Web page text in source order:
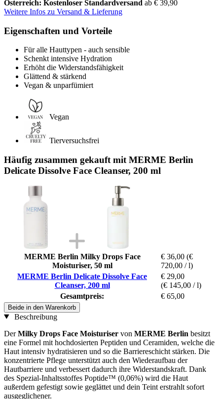
Österreich: Kostenloser Standardversand ab € 39,90
Weitere Infos zu Versand & Lieferung
Eigenschaften und Vorteile
Für alle Hauttypen - auch sensible
Schenkt intensive Hydration
Erhöht die Widerstandsfähigkeit
Glättend & stärkend
Vegan & unparfümiert
Vegan
Tierversuchsfrei
Häufig zusammen gekauft mit MERME Berlin
Delicate Dissolve Face Cleanser, 200 ml
MERME Berlin Milky Drops Face
Moisturiser, 50 ml
€ 36,00 (€
720,00 / l)
MERME Berlin Delicate Dissolve Face
Cleanser, 200 ml
€ 29,00
(€ 145,00 / l)
Gesamtpreis:
€ 65,00
Beide in den Warenkorb
Beschreibung
DerMilky Drops Face Moisturiser von MERME Berlin besitzt
eine Formel mit hochdosierten Peptiden und Ceramiden, welche die
Haut intensiv hydratisieren und so die Barriereschicht stärken. Die
konzentrierte Pflege unterstützt auch den Wiederaufbau der
Hautbarriere und verbessert dadurch ihre Widerstandskraft. Dank
des Spezial-Inhaltsstoffes Poptide™ (0,06%) wird die Haut
außerdem gefestigt sowie geglättet und dein Teint erstrahlt sofort
ausgeglichener.